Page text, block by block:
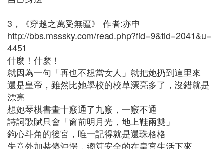
3，《穿越之萬受無疆》 作者:亦申
http://bbs.msssky.com/read.php?fid=9&tid=2041&u=
4451
什麼！什麼！
就因為一句「再也不想當女人」就把她扔到這里來
還是皇帝，雖然比她學校的校草漂亮多了，沒錯就是
漂亮
想她琴棋書畫十竅通了九竅，一竅不通
詩詞歌賦只會「窗前明月光，地上鞋兩雙」
鉤心斗角的後宮，唯一記得就是還珠格格
失意外加裝傻沖愣，總算安全的在皇宮生活下來